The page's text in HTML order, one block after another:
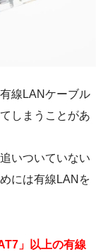
線LANケーブル
しまうことがあ
いついていない
には有線LANを
」以上の有線